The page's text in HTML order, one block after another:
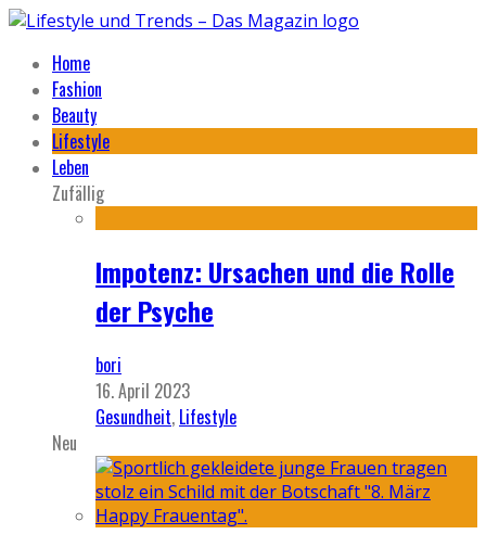
Home
Fashion
Beauty
Lifestyle
Leben
Zufällig
Impotenz: Ursachen und die Rolle
der Psyche
bori
16. April 2023
Gesundheit, Lifestyle
Neu